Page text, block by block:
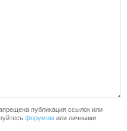
публикация ссылок или
форумом или личными